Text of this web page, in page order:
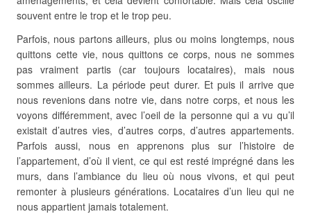
souvent entre le trop et le trop peu.
Parfois, nous partons ailleurs, plus ou moins longtemps, nous
quittons cette vie, nous quittons ce corps, nous ne sommes
pas vraiment partis (car toujours locataires), mais nous
sommes ailleurs. La période peut durer. Et puis il arrive que
nous revenions dans notre vie, dans notre corps, et nous les
voyons différemment, avec l’oeil de la personne qui a vu qu’il
existait d’autres vies, d’autres corps, d’autres appartements.
Parfois aussi, nous en apprenons plus sur l’histoire de
l’appartement, d’où il vient, ce qui est resté imprégné dans les
murs, dans l’ambiance du lieu où nous vivons, et qui peut
remonter à plusieurs générations. Locataires d’un lieu qui ne
nous appartient jamais totalement.